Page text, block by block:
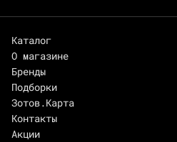
Каталог
О магазине
Бренды
Подборки
Зотов.Карта
Контакты
Акции